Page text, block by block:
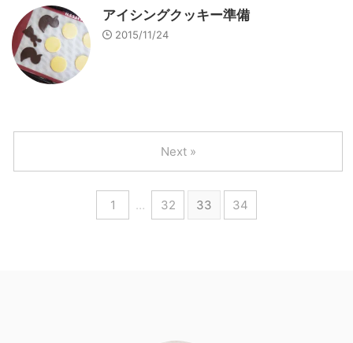
アイシングクッキー準備
2015/11/24
1 … 32 33 34
Next »